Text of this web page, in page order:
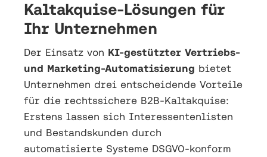
Kaltakquise-Lösungen für
Ihr Unternehmen
Der Einsatz von KI-gestützter Vertriebs-
und Marketing-Automatisierung bietet
Unternehmen drei entscheidende Vorteile
für die rechtssichere B2B-Kaltakquise:
Erstens lassen sich Interessentenlisten
und Bestandskunden durch
automatisierte Systeme DSGVO-konform